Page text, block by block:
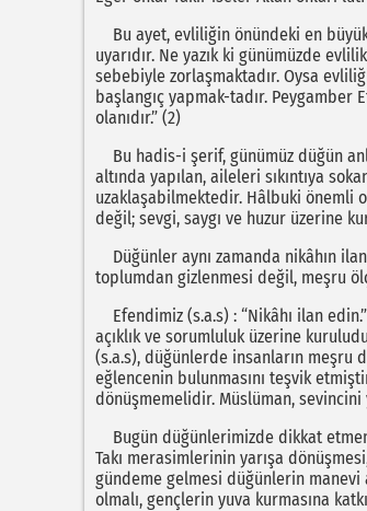
Bu ayet, evliliğin önündeki en
uyarıdır. Ne yazık ki günümüzde
sebebiyle zorlaşmaktadır. Oysa
başlangıç yapmak-tadır.
olanıdır.” (2)
Bu hadis-i şerif, günümüz düğün
altında yapılan, aileleri sıkıntıya
uzaklaşabilmektedir. Hâlbuki önemli
değil; sevgi, saygı ve huzur üzerine
Düğünler aynı zamanda nikâhın
toplumdan gizlenmesi değil, meşru
Efendimiz (s.a.s) : “Nikâhı ilan
açıklık ve sorumluluk üzerine
(s.a.s), düğünlerde insanların
eğlencenin bulunmasını teşvik
dönüşmemelidir. Müslüman, sevincini
Bugün düğünlerimizde dikkat
Takı merasimlerinin yarışa
gündeme gelmesi düğünlerin manevi
olmalı, gençlerin yuva kurmasına